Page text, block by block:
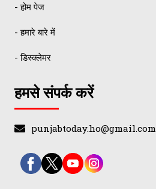
- होम पेज
- हमारे बारे में
- डिस्क्लेमर
हमसे संपर्क करें
punjabtoday.ho@gmail.com